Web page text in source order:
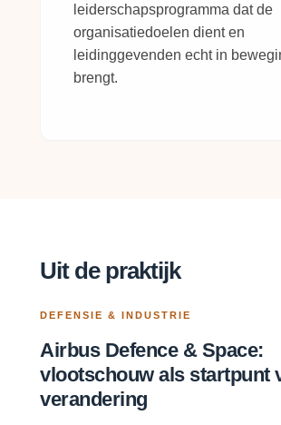
leiderschapsprogramma dat de
organisatiedoelen dient en
leidinggevenden echt in
brengt.
Uit de praktijk
DEFENSIE & INDUSTRIE
Airbus Defence & Space:
vlootschouw als startpunt
verandering